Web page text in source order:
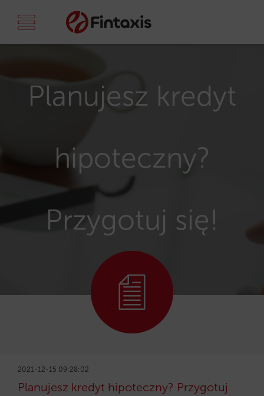
Planujesz kredyt
hipoteczny?
Przygotuj się!
2021-12-15 09:28:02
Planujesz kredyt hipoteczny? Przygotuj